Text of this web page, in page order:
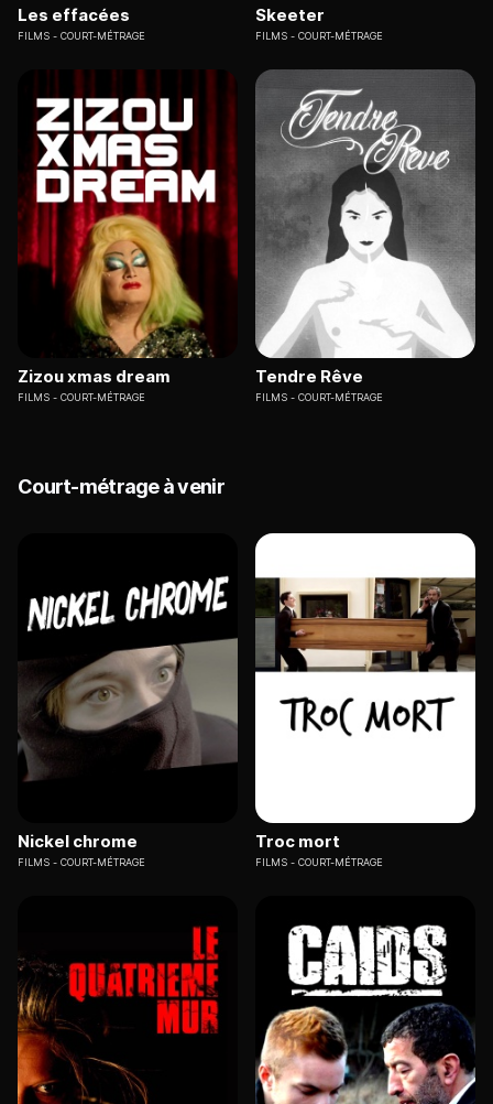
Les effacées
FILMS COURT-MÉTRAGE
Skeeter
FILMS COURT-MÉTRAGE
Zizou xmas dream
FILMS COURT-MÉTRAGE
Tendre Rêve
FILMS COURT-MÉTRAGE
Court-métrage à venir
Nickel chrome
FILMS COURT-MÉTRAGE
Troc mort
FILMS COURT-MÉTRAGE